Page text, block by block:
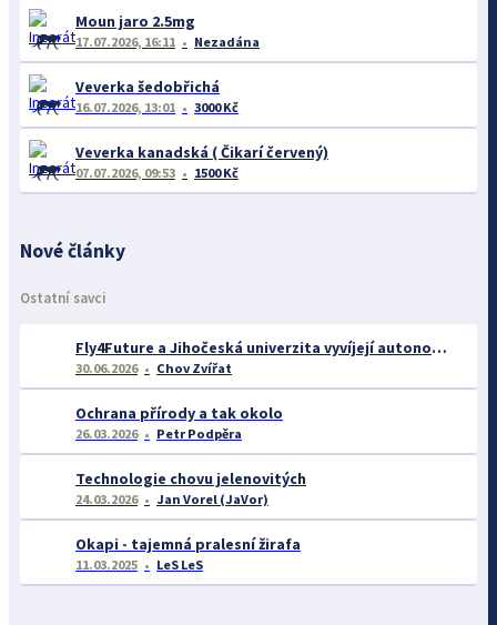
Moun jaro 2.5mg
17.07.2026, 16:11 Nezadána
Veverka šedobřichá
16.07.2026, 13:01 3000 Kč
Veverka kanadská ( Čikarí červený)
07.07.2026, 09:53 1500 Kč
Nové články
Ostatní savci
Fly4Future a Jihočeská univerzita vyvíjejí autonomní systém pro záchranu srnčat při senoseči
30.06.2026 Chov Zvířat
Ochrana přírody a tak okolo
26.03.2026 Petr Podpěra
Technologie chovu jelenovitých
24.03.2026 Jan Vorel (JaVor)
Okapi - tajemná pralesní žirafa
11.03.2025 LeS LeS